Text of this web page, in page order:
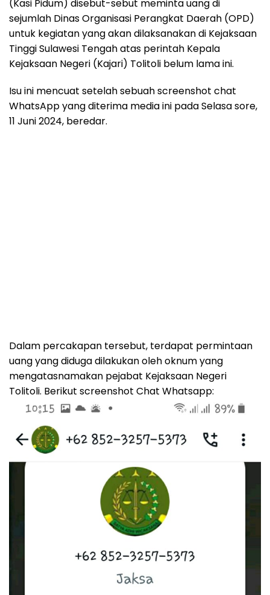
(Kasi Pidum) disebut-sebut meminta uang di
sejumlah Dinas Organisasi Perangkat Daerah (OPD)
untuk kegiatan yang akan dilaksanakan di Kejaksaan
Tinggi Sulawesi Tengah atas perintah Kepala
Kejaksaan Negeri (Kajari) Tolitoli belum lama ini.
Isu ini mencuat setelah sebuah screenshot chat
WhatsApp yang diterima media ini pada Selasa sore,
11 Juni 2024, beredar.
Dalam percakapan tersebut, terdapat permintaan
uang yang diduga dilakukan oleh oknum yang
mengatasnamakan pejabat Kejaksaan Negeri
Tolitoli. Berikut screenshot Chat Whatsapp: